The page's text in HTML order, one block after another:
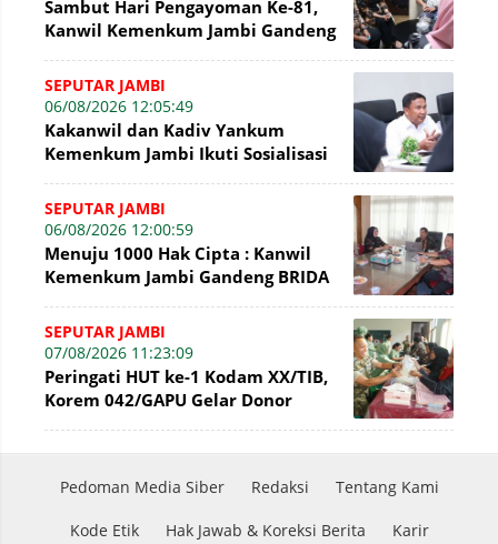
Sambut Hari Pengayoman Ke-81,
Kanwil Kemenkum Jambi Gandeng
Gratis
SEPUTAR JAMBI
06/08/2026 12:05:49
Kakanwil dan Kadiv Yankum
Kemenkum Jambi Ikuti Sosialisasi
Secara Admin
SEPUTAR JAMBI
06/08/2026 12:00:59
Menuju 1000 Hak Cipta : Kanwil
Kemenkum Jambi Gandeng BRIDA
SEPUTAR JAMBI
07/08/2026 11:23:09
Peringati HUT ke-1 Kodam XX/TIB,
Korem 042/GAPU Gelar Donor
Pedoman Media Siber Redaksi Tentang Kami
Kode Etik Hak Jawab & Koreksi Berita Karir